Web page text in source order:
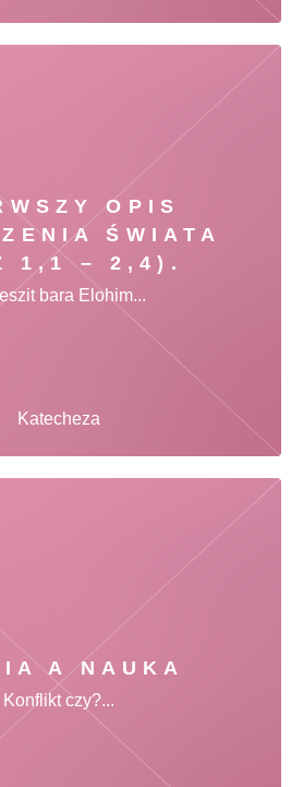
OPIS
ŚWIATA
1,1 – 2,4).
Katecheza
bara Elohim...
A NAUKA
Konflikt czy?...